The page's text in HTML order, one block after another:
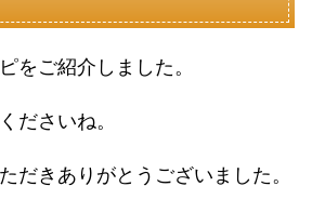
をご紹介しました。
ださいね。
だきありがとうございました。